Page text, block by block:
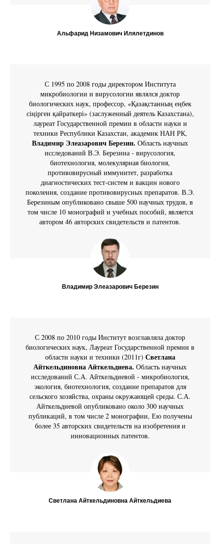
Альфарид Низамович Илялетдинов
С 1995 по 2008 годы директором Института
микробиологии и вирусологии являлся доктор
биологических наук, профессор, «Қазақстанның еңбек
сіңірген қайраткері» (заслуженный деятель Казахстана),
лауреат Государственной премии в области науки и
техники Республики Казахстан, академик НАН РК,
Владимир Элеазарович Березин. Область научных
исследований В.Э. Березина - вирусология,
биотехнология, молекулярная биология,
противовирусный иммунитет, разработка
диагностических тест-систем и вакцин нового
поколения, создание противовирусных препаратов. В.Э.
Березиным опубликовано свыше 500 научных трудов, в
том числе 10 монографий и учебных пособий, является
автором 46 авторских свидетельств и патентов.
Владимир Элеазарович Березин
С 2008 по 2010 годы Институт возглавляла доктор
биологических наук, Лауреат Государственной премии в
области науки и техники (2011г) Светлана
Айткельдиновна Айткельдиева. Область научных
исследований С.А. Айткельдиевой - микробиология,
экология, биотехнология, создание препаратов для
сельского хозяйства, охраны окружающей среды. С.А.
Айткельдиевой опубликовано около 300 научных
публикаций, в том числе 2 монографии, Ею получены
более 35 авторских свидетельств на изобретения и
инновационных патентов.
Светлана Айткельдиновна Айткельдиева